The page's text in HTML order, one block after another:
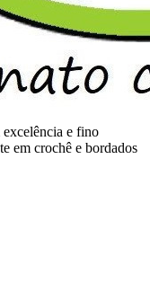
excelência e fino
em crochê e bordados